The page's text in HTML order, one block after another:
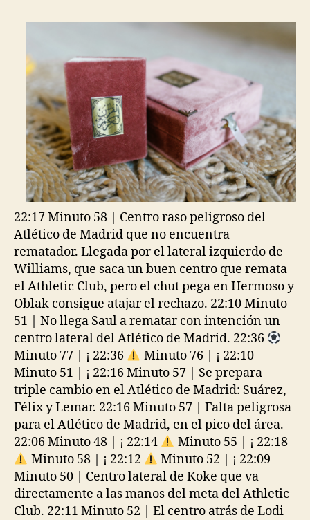
22:17 Minuto 58 | Centro raso peligroso del
Atlético de Madrid que no encuentra
rematador. Llegada por el lateral izquierdo de
Williams, que saca un buen centro que remata
el Athletic Club, pero el chut pega en Hermoso y
Oblak consigue atajar el rechazo. 22:10 Minuto
51 | No llega Saul a rematar con intención un
centro lateral del Atlético de Madrid. 22:36
Minuto 77 | ¡ 22:36
Minuto 76 | ¡ 22:10
Minuto 51 | ¡ 22:16 Minuto 57 | Se prepara
triple cambio en el Atlético de Madrid: Suárez,
Félix y Lemar. 22:16 Minuto 57 | Falta peligrosa
para el Atlético de Madrid, en el pico del área.
22:06 Minuto 48 | ¡ 22:14
Minuto 55 | ¡ 22:18
Minuto 58 | ¡ 22:12
Minuto 52 | ¡ 22:09
Minuto 50 | Centro lateral de Koke que va
directamente a las manos del meta del Athletic
Club. 22:11 Minuto 52 | El centro atrás de Lodi